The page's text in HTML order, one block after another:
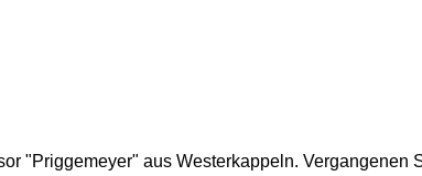
"Priggemeyer" aus Westerkappeln. Vergangenen